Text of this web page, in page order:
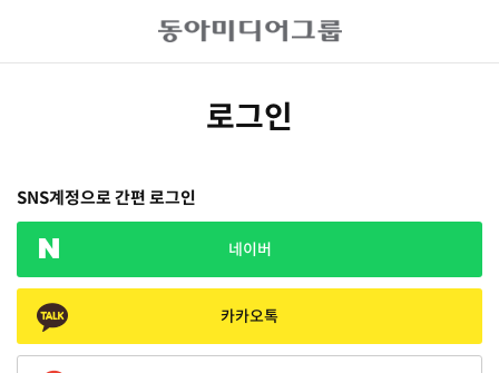
로그인
SNS계정으로 간편 로그인
네이버
카카오톡